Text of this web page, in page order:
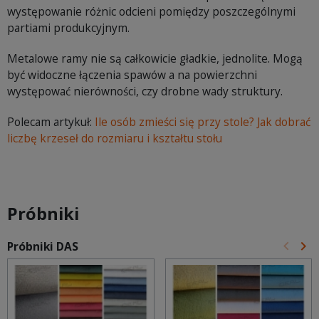
występowanie różnic odcieni pomiędzy poszczególnymi
partiami produkcyjnym.
Metalowe ramy nie są całkowicie gładkie, jednolite. Mogą
być widoczne łączenia spawów a na powierzchni
występować nierówności, czy drobne wady struktury.
Polecam artykuł: Ile osób zmieści się przy stole? Jak dobrać
liczbę krzeseł do rozmiaru i kształtu stołu
Próbniki
Próbniki DAS keyboard_arrow_left keyboard_arrow_right